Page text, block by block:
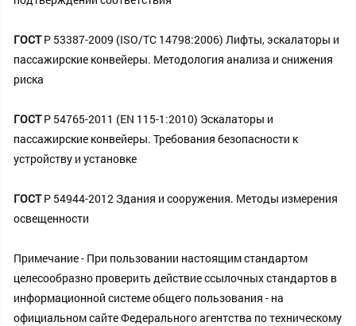
ГОСТР 53387-2009 (ISO/TC 14798:2006) Лифты, эскалаторы и
пассажирские конвейеры. Методология анализа и снижения
риска
ГОСТР 54765-2011 (EN 115-1:2010) Эскалаторы и
пассажирские конвейеры. Требования безопасности к
устройству и установке
ГОСТР 54944-2012 Здания и сооружения. Методы измерения
освещенности
Примечание - При пользовании настоящим стандартом
целесообразно проверить действие ссылочных стандартов в
информационной системе общего пользования - на
официальном сайте Федерального агентства по техническому